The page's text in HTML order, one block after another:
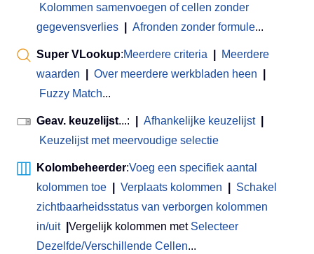
Kolommen samenvoegen of cellen zonder
gegevensverlies
Afronden zonder formule...
Super VLookup:Meerdere criteria
Meerdere
waarden
Over meerdere werkbladen heen
Fuzzy Match...
Geav. keuzelijst...: Afhankelijke keuzelijst
Keuzelijst met meervoudige selectie
Kolombeheerder:Voeg een specifiek aantal
kolommen toe
Verplaats kolommen
Schakel
zichtbaarheidsstatus van verborgen kolommen
in/uit
Vergelijk kolommen met Selecteer
Dezelfde/Verschillende Cellen...